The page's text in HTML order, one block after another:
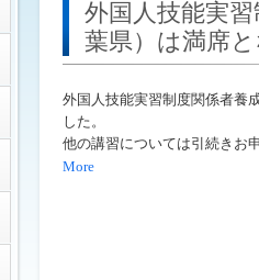
外国人技能実
葉県）は満席
外国人技能実習制度関係者養
した。
他の講習については引続きお
More